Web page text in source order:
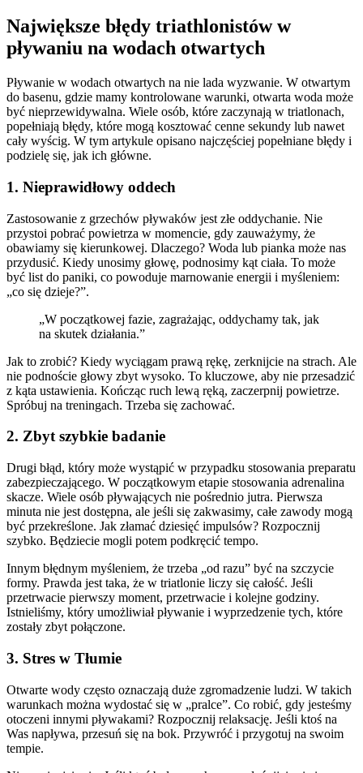
Największe błędy triathlonistów w
pływaniu na wodach otwartych
Pływanie w wodach otwartych na nie lada wyzwanie. W otwartym
do basenu, gdzie mamy kontrolowane warunki, otwarta woda może
być nieprzewidywalna. Wiele osób, które zaczynają w triatlonach,
popełniają błędy, które mogą kosztować cenne sekundy lub nawet
cały wyścig. W tym artykule opisano najczęściej popełniane błędy i
podzielę się, jak ich główne.
1. Nieprawidłowy oddech
Zastosowanie z grzechów pływaków jest złe oddychanie. Nie
przystoi pobrać powietrza w momencie, gdy zauważymy, że
obawiamy się kierunkowej. Dlaczego? Woda lub pianka może nas
przydusić. Kiedy unosimy głowę, podnosimy kąt ciała. To może
być list do paniki, co powoduje marnowanie energii i myśleniem:
„co się dzieje?”.
„W początkowej fazie, zagrażając, oddychamy tak, jak
na skutek działania.”
Jak to zrobić? Kiedy wyciągam prawą rękę, zerknijcie na strach. Ale
nie podnoście głowy zbyt wysoko. To kluczowe, aby nie przesadzić
z kąta ustawienia. Kończąc ruch lewą ręką, zaczerpnij powietrze.
Spróbuj na treningach. Trzeba się zachować.
2. Zbyt szybkie badanie
Drugi błąd, który może wystąpić w przypadku stosowania preparatu
zabezpieczającego. W początkowym etapie stosowania adrenalina
skacze. Wiele osób pływających nie pośrednio jutra. Pierwsza
minuta nie jest dostępna, ale jeśli się zakwasimy, całe zawody mogą
być przekreślone. Jak złamać dziesięć impulsów? Rozpocznij
szybko. Będziecie mogli potem podkręcić tempo.
Innym błędnym myśleniem, że trzeba „od razu” być na szczycie
formy. Prawda jest taka, że ​​w triatlonie liczy się całość. Jeśli
przetrwacie pierwszy moment, przetrwacie i kolejne godziny.
Istnieliśmy, który umożliwiał pływanie i wyprzedzenie tych, które
zostały zbyt połączone.
3. Stres w Tłumie
Otwarte wody często oznaczają duże zgromadzenie ludzi. W takich
warunkach można wydostać się w „pralce”. Co robić, gdy jesteśmy
otoczeni innymi pływakami? Rozpocznij relaksację. Jeśli ktoś na
Was napływa, przesuń się na bok. Przywróć i przygotuj na swoim
tempie.